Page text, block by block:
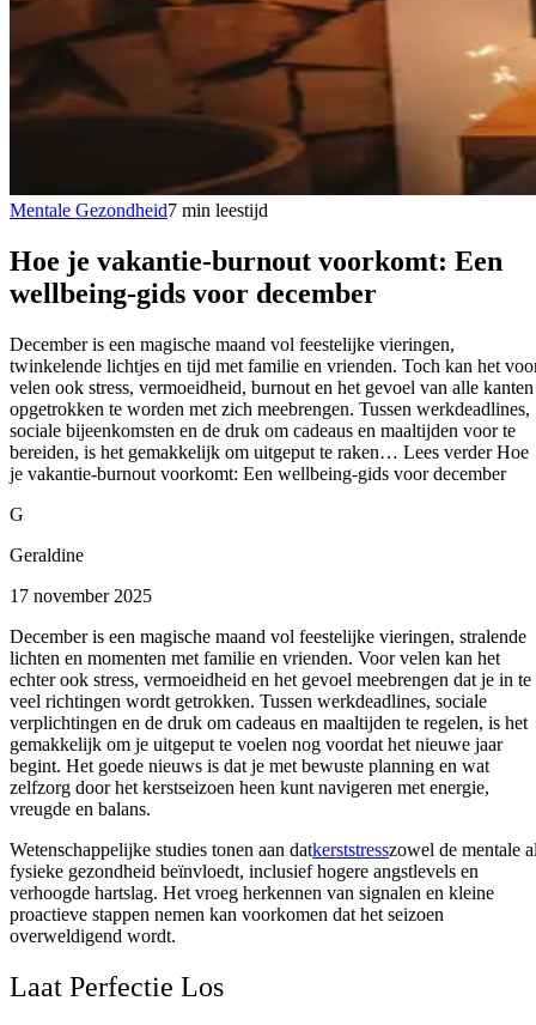
Mentale Gezondheid7 min leestijd
Hoe je vakantie-burnout voorkomt: Een
wellbeing-gids voor december
December is een magische maand vol feestelijke vieringen,
twinkelende lichtjes en tijd met familie en vrienden. Toch kan het
velen ook stress, vermoeidheid, burnout en het gevoel van alle kanten
opgetrokken te worden met zich meebrengen. Tussen werkdeadlines,
sociale bijeenkomsten en de druk om cadeaus en maaltijden voor te
bereiden, is het gemakkelijk om uitgeput te raken… Lees verder Hoe
je vakantie-burnout voorkomt: Een wellbeing-gids voor december
G
Geraldine
17 november 2025
December is een magische maand vol feestelijke vieringen, stralende
lichten en momenten met familie en vrienden. Voor velen kan het
echter ook stress, vermoeidheid en het gevoel meebrengen dat je in te
veel richtingen wordt getrokken. Tussen werkdeadlines, sociale
verplichtingen en de druk om cadeaus en maaltijden te regelen, is het
gemakkelijk om je uitgeput te voelen nog voordat het nieuwe jaar
begint. Het goede nieuws is dat je met bewuste planning en wat
zelfzorg door het kerstseizoen heen kunt navigeren met energie,
vreugde en balans.
Wetenschappelijke studies tonen aan datkerststresszowel de mentale
fysieke gezondheid beïnvloedt, inclusief hogere angstlevels en
verhoogde hartslag. Het vroeg herkennen van signalen en kleine
proactieve stappen nemen kan voorkomen dat het seizoen
overweldigend wordt.
Laat Perfectie Los